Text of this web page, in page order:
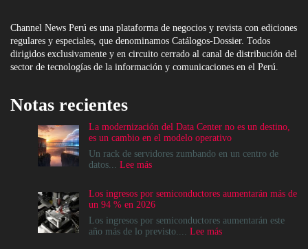
Channel News Perú es una plataforma de negocios y revista con ediciones
regulares y especiales, que denominamos Catálogos-Dossier. Todos
dirigidos exclusivamente y en circuito cerrado al canal de distribución del
sector de tecnologías de la información y comunicaciones en el Perú.
Notas recientes
La modernización del Data Center no es un destino,
es un cambio en el modelo operativo
Un rack de servidores zumbando en un centro de
datos... Lee más:
del
Data
Center
no
Los ingresos por semiconductores aumentarán más de
un 94 % en 2026
Los ingresos por semiconductores aumentarán este
año más de lo previsto.... Lee más: